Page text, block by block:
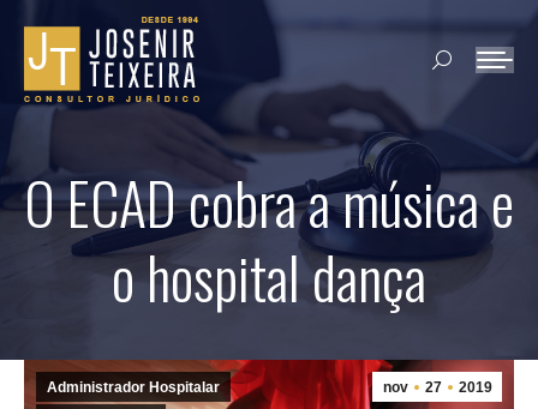
Search:
O ECAD cobra a música e
o hospital dança
nov 27 2019
Administrador Hospitalar